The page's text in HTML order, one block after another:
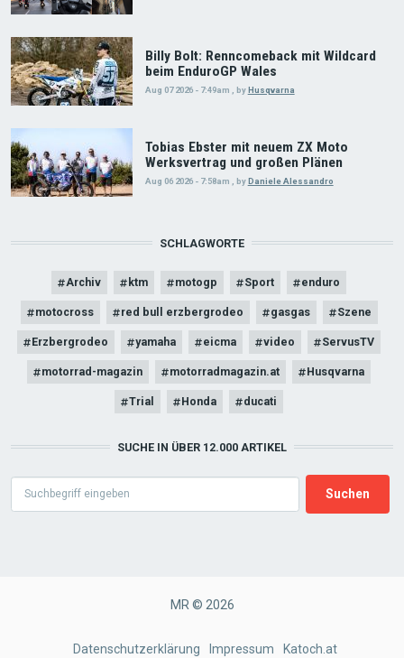
Billy Bolt: Renncomeback mit Wildcard
beim EnduroGP Wales
Aug 07 2026 - 7:49am byHusqvarna
Tobias Ebster mit neuem ZX Moto
Werksvertrag und großen Plänen
Aug 06 2026 - 7:58am byDaniele Alessandro
SCHLAGWORTE
Archiv ktm motogp Sport enduro
motocross red bull erzbergrodeo gasgas Szene
Erzbergrodeo yamaha eicma video ServusTV
motorrad-magazin motorradmagazin.at Husqvarna
Trial Honda ducati
SUCHE IN ÜBER 12.000 ARTIKEL
MR © 2026
Datenschutzerklärung Impressum Katoch.at